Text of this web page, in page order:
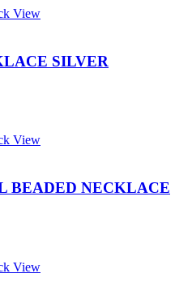
View
SILVER
View
BEADED NECKLACE
View